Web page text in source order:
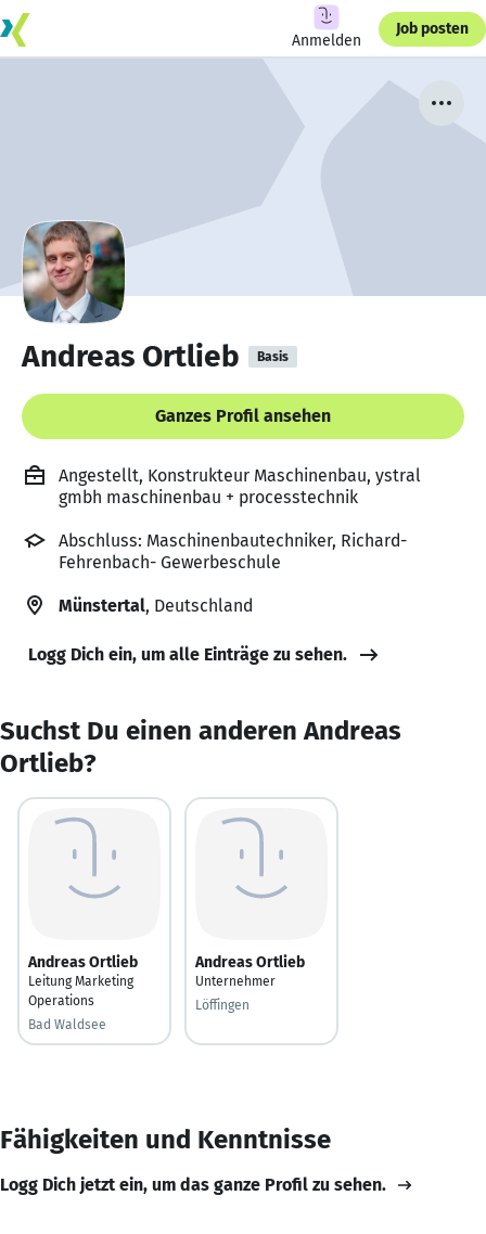
Anmelden
Job posten
Andreas Ortlieb Basis
Ganzes Profil ansehen
Angestellt, Konstrukteur Maschinenbau, ystral
gmbh maschinenbau + processtechnik
Abschluss: Maschinenbautechniker, Richard-
Fehrenbach- Gewerbeschule
Münstertal, Deutschland
Logg Dich ein, um alle Einträge zu sehen.
Suchst Du einen anderen Andreas
Ortlieb?
Andreas Ortlieb
Leitung Marketing
Operations
Bad Waldsee
Andreas Ortlieb
Unternehmer
Löffingen
Fähigkeiten und Kenntnisse
Logg Dich jetzt ein, um das ganze Profil zu sehen.